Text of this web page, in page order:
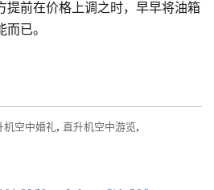
提前在价格上调之时，早早将油箱
已。
机空中婚礼, 直升机空中游览,